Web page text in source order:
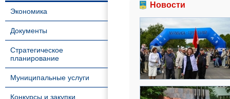
Экономика
Документы
Стратегическое
планирование
Муниципальные услуги
Конкурсы и закупки
Новости